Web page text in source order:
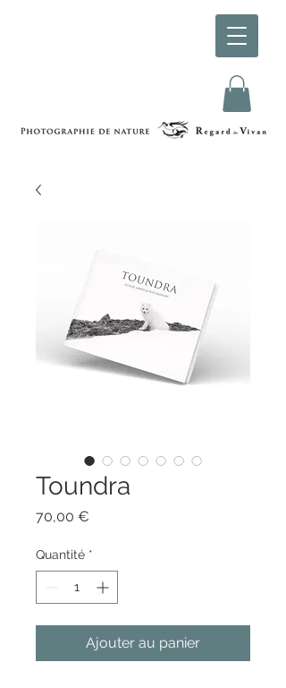
Toundra
70,00 €
Quantité *
Ajouter au panier